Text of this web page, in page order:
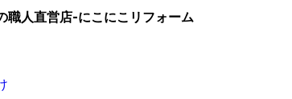
職人直営店-にこにこリフォーム